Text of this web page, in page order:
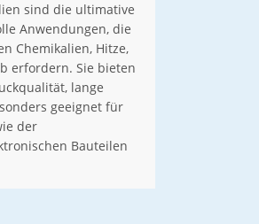
sind die ultimative
Anwendungen, die
Chemikalien, Hitze,
erfordern. Sie bieten
lange
geeignet für
der
Bauteilen